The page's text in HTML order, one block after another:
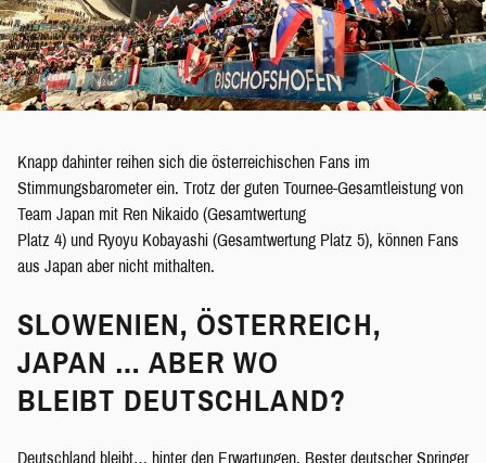
Knapp dahinter reihen sich die österreichischen Fans im
Stimmungsbarometer ein. Trotz der guten Tournee-Gesamtleistung von
Team Japan mit Ren Nikaido (Gesamtwertung
Platz 4) und Ryoyu Kobayashi (Gesamtwertung Platz 5), können Fans
aus Japan aber nicht mithalten.
SLOWENIEN, ÖSTERREICH,
JAPAN … ABER WO
BLEIBT DEUTSCHLAND?
Deutschland bleibt… hinter den Erwartungen. Bester deutscher Springer